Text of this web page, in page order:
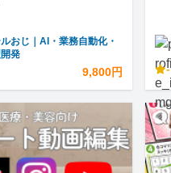
おじ｜AI・業務自動化・
発
9,800円 -